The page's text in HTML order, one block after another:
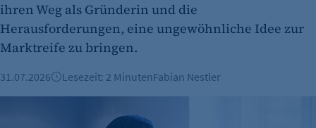
ihren Weg als Gründerin und die
Herausforderungen, eine ungewöhnliche Idee zur
Marktreife zu bringen.
31.07.2026 Lesezeit: 2 MinutenFabian Nestler